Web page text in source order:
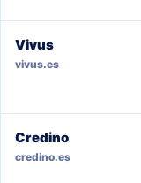
Vivus
vivus.es
Credino
credino.es